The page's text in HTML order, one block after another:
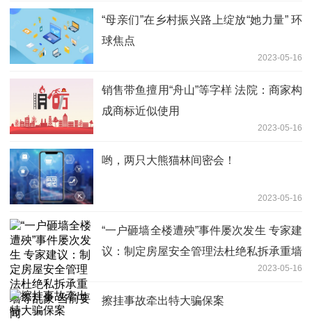
“母亲们”在乡村振兴路上绽放“她力量” 环
球焦点
2023-05-16
销售带鱼擅用“舟山”等字样 法院：商家构
成商标近似使用
2023-05-16
哟，两只大熊猫林间密会！
2023-05-16
“一户砸墙全楼遭殃”事件屡次发生 专家建
议：制定房屋安全管理法杜绝私拆承重墙
2023-05-16
擦挂事故牵出特大骗保案